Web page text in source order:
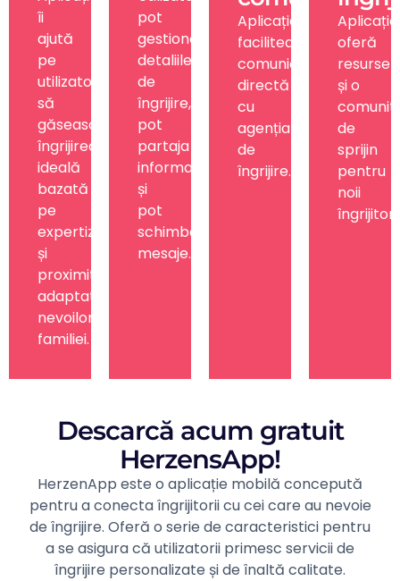
îi
ajută
pe
utilizatori
să
găsească
îngrijirea
ideală
bazată
pe
expertiză
și
proximitate,
adaptată
nevoilor
familiei.
pot
gestiona
detaliile
de
îngrijire,
pot
partaja
informații
și
pot
schimba
mesaje.
Aplicația
facilitează
comunicarea
directă
cu
agenția
de
îngrijire.
Aplicația
oferă
resurse
și o
de
sprijin
pentru
noii
îngrijitori.
Descarcă acum gratuit
HerzensApp!
HerzenApp este o aplicație mobilă concepută
pentru a conecta îngrijitorii cu cei care au nevoie
de îngrijire. Oferă o serie de caracteristici pentru
a se asigura că utilizatorii primesc servicii de
îngrijire personalizate și de înaltă calitate.